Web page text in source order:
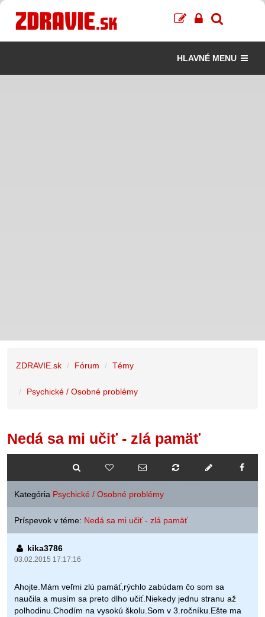
HLAVNÉ MENU
ZDRAVIE.sk Fórum Témy
Psychické / Osobné problémy
Nedá sa mi učiť - zlá pamäť
Kategória Psychické / Osobné problémy
Príspevok v téme: Nedá sa mi učiť - zlá pamäť
kika3786
03.02.2015 17:17:16
Ahojte.Mám veľmi zlú pamäť,rýchlo zabúdam čo som sa
naučila a musím sa preto dlho učiť.Niekedy jednu stranu až
polhodinu.Chodím na vysokú školu.Som v 3.ročníku.Ešte ma